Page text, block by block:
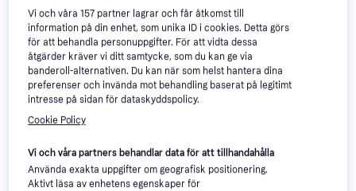
vidaXL Lyon 4 Pcs Sonoma-
Ek Konstruerat Trä
Bänkskåp
Vasagle Bakbord Köksö Med
2 Hyllor - Rustik Brun/Svart
Köksö
Vi och våra157 partner lagrar och får åtkomst till
information på din enhet, som unika ID i cookies. Detta görs
för att behandla personuppgifter. För att vidta dessa
åtgärder kräver vi ditt samtycke, som du kan ge via
banderoll-alternativen. Du kan när som helst hantera dina
preferenser och invända mot behandling baserat på legitimt
intresse på sidan för dataskyddspolicy.
Cookie Policy
Vi och våra partners behandlar data för att tillhandahålla
Använda exakta uppgifter om geografisk positionering.
Aktivt läsa av enhetens egenskaper för